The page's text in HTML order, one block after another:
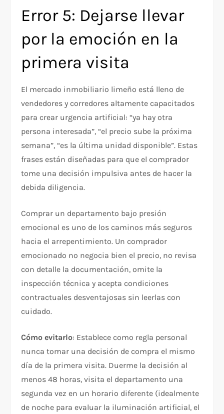
Error 5: Dejarse llevar
por la emoción en la
primera visita
El mercado inmobiliario limeño está lleno de
vendedores y corredores altamente capacitados
para crear urgencia artificial: “ya hay otra
persona interesada”, “el precio sube la próxima
semana”, “es la última unidad disponible”. Estas
frases están diseñadas para que el comprador
tome una decisión impulsiva antes de hacer la
debida diligencia.
Comprar un departamento bajo presión
emocional es uno de los caminos más seguros
hacia el arrepentimiento. Un comprador
emocionado no negocia bien el precio, no revisa
con detalle la documentación, omite la
inspección técnica y acepta condiciones
contractuales desventajosas sin leerlas con
cuidado.
Cómo evitarlo: Establece como regla personal
nunca tomar una decisión de compra el mismo
día de la primera visita. Duerme la decisión al
menos 48 horas, visita el departamento una
segunda vez en un horario diferente (idealmente
de noche para evaluar la iluminación artificial, el